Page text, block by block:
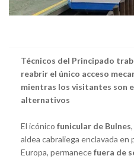
Técnicos del Principado
reabrir el único acceso
mientras los visitantes son
alternativos
El icónico funicular de Bulnes
aldea cabraliega enclavada
Europa, permanecefuera de